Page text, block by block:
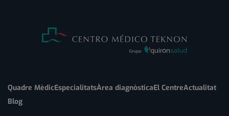
Quadre MèdicEspecialitatsÀrea diagnòsticaEl CentreActualitat
Blog